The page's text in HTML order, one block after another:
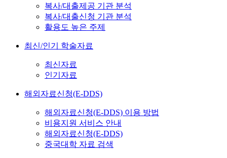
복사/대출제공 기관 분석
복사/대출신청 기관 분석
활용도 높은 주제
최신/인기 학술자료
최신자료
인기자료
해외자료신청(E-DDS)
해외자료신청(E-DDS) 이용 방법
비용지원 서비스 안내
해외자료신청(E-DDS)
중국대학 자료 검색